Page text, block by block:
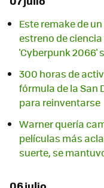
Este remake de
estreno de
'Cyberpunk 2066'
300 horas de
fórmula de la San
para reinventarse
Warner quería
películas más
suerte, se